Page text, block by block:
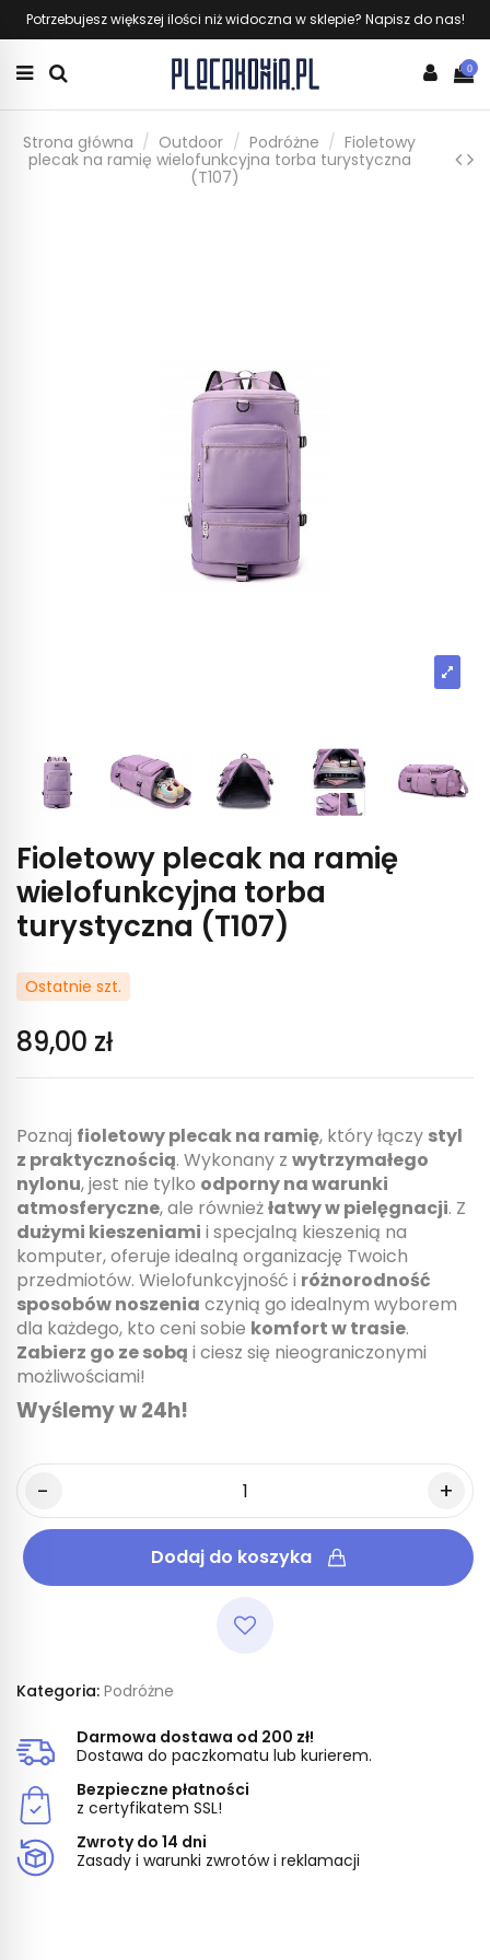
Potrzebujesz większej ilości niż widoczna w sklepie? Napisz do nas!
0
Strona główna Outdoor Podróżne
Fioletowy
plecak na ramię wielofunkcyjna torba turystyczna
(T107)
Fioletowy plecak na ramię
wielofunkcyjna torba
turystyczna (T107)
Ostatnie szt.
89,00 zł
Poznaj fioletowy plecak na ramię, który łączy styl
z praktycznością. Wykonany z wytrzymałego
nylonu, jest nie tylko odporny na warunki
atmosferyczne, ale równieżłatwy w pielęgnacji. Z
dużymi kieszeniami i specjalną kieszenią na
komputer, oferuje idealną organizację Twoich
przedmiotów. Wielofunkcyjność i różnorodność
sposobów noszenia czynią go idealnym wyborem
dla każdego, kto ceni sobie komfort w trasie.
Zabierz go ze sobą i ciesz się nieograniczonymi
możliwościami!
Wyślemy w 24h!
Dodaj do koszyka
Kategoria: Podróżne
Darmowa dostawa od 200 zł!
Dostawa do paczkomatu lub kurierem.
Bezpieczne płatności
z certyfikatem SSL!
Zwroty do 14 dni
Zasady i warunki zwrotów i reklamacji